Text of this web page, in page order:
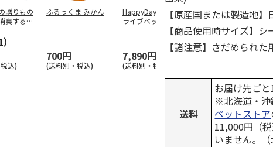
贈りもの
臭するひ
込)
ふるっくま みかん
700円
(送料別・税込)
HappyDays 2wayド
ライブベッド グレ
7,890円
(送料別・税込)
獣医師開発 ニオイ
をとる砂専用 猫ト
イレ ナチュラルグ
1,550円
【原産国または製造地】
【商品使用時サイズ】
【諸注意】さだめられ
送料
お届け先ごと
※北海道・沖
ペットストア
11,000円（
いません。（